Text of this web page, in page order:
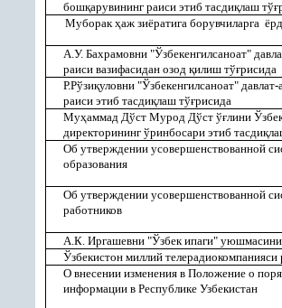
бошқарувининг раиси этиб тасдиқлаш тўғ
Муборакҳаж зиёратига борувчиларга
А.У. Бахрамовни "Ўзбекенгилсаноат"
раиси вазифасидан озод қилиш тўғрисида
Р.Рўзиқуловни "Ўзбекенгилсаноат"
раиси этиб тасдиқлаш тўғрисида
Муҳаммад Дўст Мурод Дўст ўғлини
директорининг ўринбосари этиб тасдиқ
Об утверждении усовершенствованной
образования
Об утверждении усовершенствованной
работников
А.К. Иргашевни "Ўзбек ипаги"
Ўзбекистон миллий телерадиокомпанияси
О внесении изменения в Положение о
информации в Республике Узбекистан